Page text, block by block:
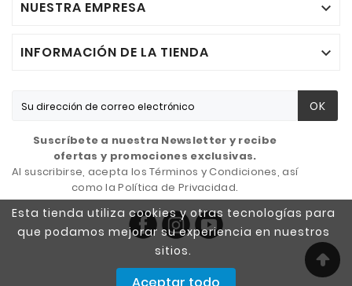
Esta tienda utiliza cookies y otras tecnologías para
que podamos mejorar su experiencia en nuestros
sitios.
NUESTRA EMPRESA 
INFORMACIÓN DE LA TIENDA 
OK
Suscríbete a nuestra Newsletter y recibe
ofertas y promociones exclusivas.
Al suscribirse, acepta los Términos y Condiciones, así
como la Política de Privacidad.